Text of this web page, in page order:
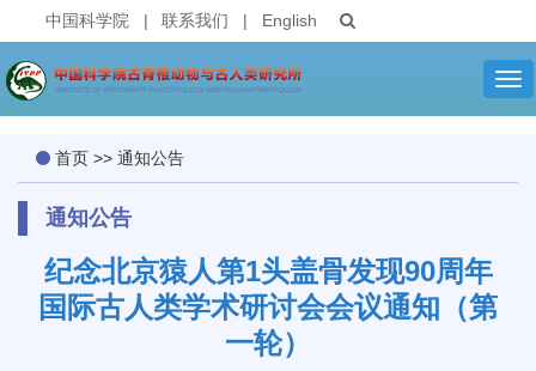
中国科学院 | 联系我们 | English
首页 >> 通知公告
通知公告
纪念北京猿人第1头盖骨发现90周年
国际古人类学术研讨会会议通知（第
一轮）